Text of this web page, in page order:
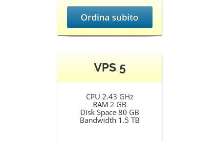
Ordina subito
VPS 5
CPU 2.43 GHz
RAM 2 GB
Disk Space 80 GB
Bandwidth 1.5 TB